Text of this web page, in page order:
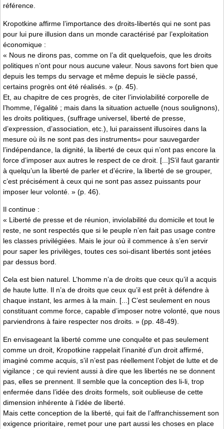
référence.
Kropotkine affirme l’importance des droits-libertés qui ne sont pas
pour lui pure illusion dans un monde caractérisé par l’exploitation
économique :
« Nous ne dirons pas, comme on l’a dit quelquefois, que les droits
politiques n’ont pour nous aucune valeur. Nous savons fort bien que
depuis les temps du servage et même depuis le siècle passé,
certains progrès ont été réalisés. » (p. 45).
Et, au chapitre de ces progrès, de citer l’inviolabilité corporelle de
l’homme, l’égalité ; mais dans la situation actuelle (nous soulignons),
les droits politiques, (suffrage universel, liberté de presse,
d’expression, d’association, etc.), lui paraissent illusoires dans la
mesure où ils ne sont pas des instruments« pour sauvegarder
l’indépendance, la dignité, la liberté de ceux qui n’ont pas encore la
force d’imposer aux autres le respect de ce droit. [...]S’il faut garantir
à quelqu’un la liberté de parler et d’écrire, la liberté de se grouper,
c’est précisément à ceux qui ne sont pas assez puissants pour
imposer leur volonté. » (p. 46).
Il continue :
« Liberté de presse et de réunion, inviolabilité du domicile et tout le
reste, ne sont respectés que si le peuple n’en fait pas usage contre
les classes privilégiées. Mais le jour où il commence à s’en servir
pour saper les privilèges, toutes ces soi-disant libertés sont jetées
par dessus bord.
Cela est bien naturel. L’homme n’a de droits que ceux qu’il a acquis
de haute lutte. Il n’a de droits que ceux qu’il est prêt à défendre à
chaque instant, les armes à la main. [...] C’est seulement en nous
constituant comme force, capable d’imposer notre volonté, que nous
parviendrons à faire respecter nos droits. » (pp. 48-49).
En envisageant la liberté comme une conquête et pas seulement
comme un droit, Kropotkine rappelait l’inanité d’un droit affirmé,
imaginé comme acquis, s’il n’est pas réellement l’objet de lutte et de
vigilance ; ce qui revient aussi à dire que les libertés ne se donnent
pas, elles se prennent. Il semble que la conception des li-li, trop
enfermée dans l’idée des droits formels, soit oublieuse de cette
dimension inhérente à l’idée de liberté.
Mais cette conception de la liberté, qui fait de l’affranchissement son
exigence prioritaire, remet pour une part aussi les choses en place